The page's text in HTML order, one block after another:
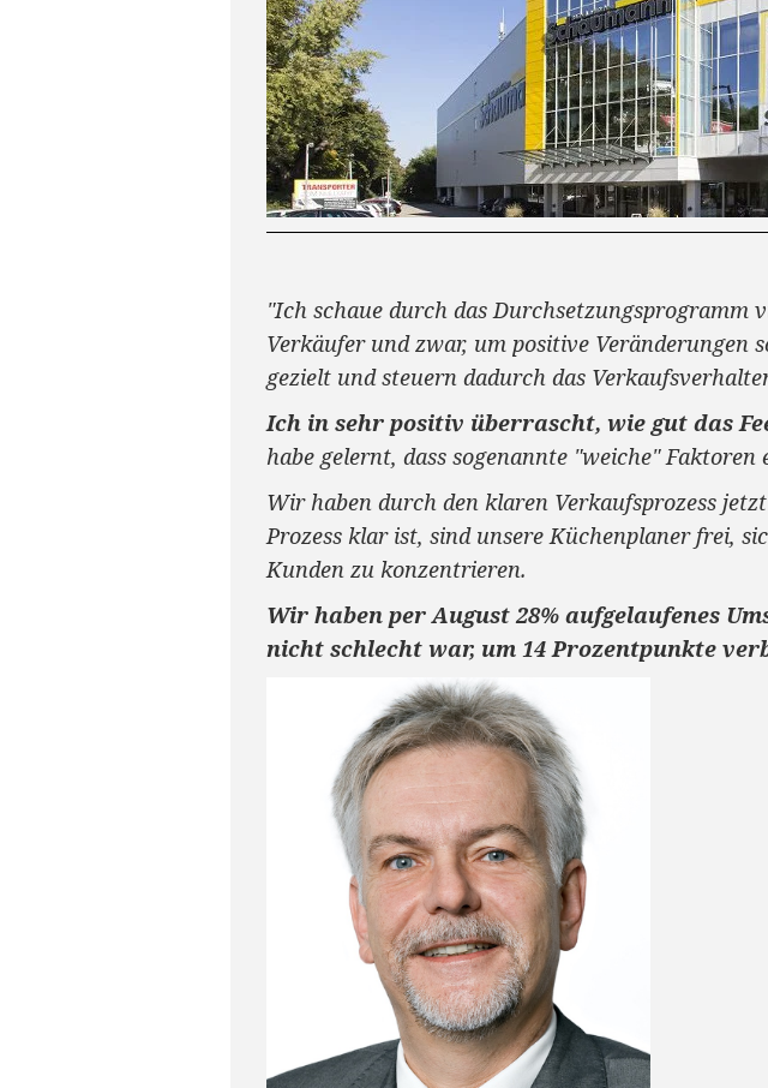
"Ich schaue durch das Durchsetzungsprogramm
Verkäufer und zwar, um positive Veränderungen
gezielt und steuern dadurch das
Ich in sehr positiv überrascht, wie gut das
habe gelernt, dass sogenannte "weiche"
Wir haben durch den klaren Verkaufsprozess
Prozess klar ist, sind unsere Küchenplaner frei,
Kunden zu konzentrieren.
Wir haben per August 28% aufgelaufenes
nicht schlecht war, um 14 Prozentpunkte